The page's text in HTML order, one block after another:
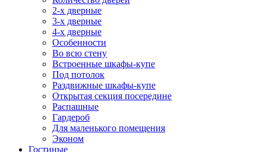
2-х дверные
3-х дверные
4-х дверные
Особенности
Во всю стену
Встроенные шкафы-купе
Под потолок
Раздвижные шкафы-купе
Открытая секция посередине
Распашные
Гардероб
Для маленького помещения
Эконом
Гостиные